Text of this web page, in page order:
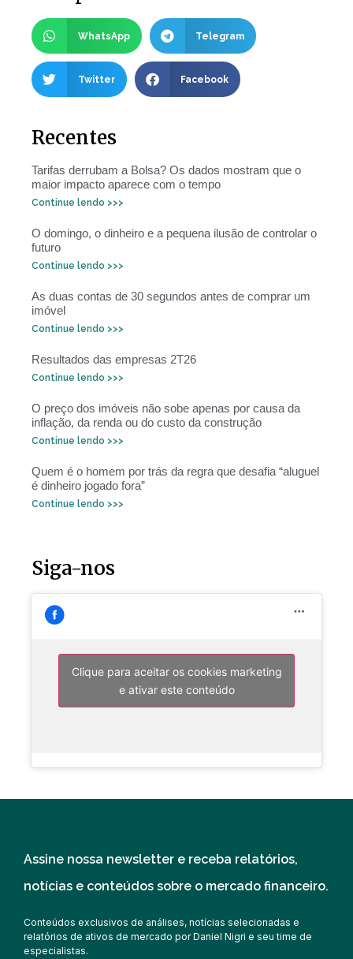
WhatsApp Telegram
Twitter Facebook
Recentes
Tarifas derrubam a Bolsa? Os dados mostram que o
maior impacto aparece com o tempo
Continue lendo >>>
O domingo, o dinheiro e a pequena ilusão de controlar o
futuro
Continue lendo >>>
As duas contas de 30 segundos antes de comprar um
imóvel
Continue lendo >>>
Resultados das empresas 2T26
Continue lendo >>>
O preço dos imóveis não sobe apenas por causa da
inflação, da renda ou do custo da construção
Continue lendo >>>
Quem é o homem por trás da regra que desafia “aluguel
é dinheiro jogado fora”
Continue lendo >>>
Siga-nos
Clique para aceitar os cookies marketing
e ativar este conteúdo
Assine nossa newsletter e receba relatórios,
notícias e conteúdos sobre o mercado financeiro.
Conteúdos exclusivos de análises, notícias selecionadas e
relatórios de ativos de mercado por Daniel Nigri e seu time de
especialistas.